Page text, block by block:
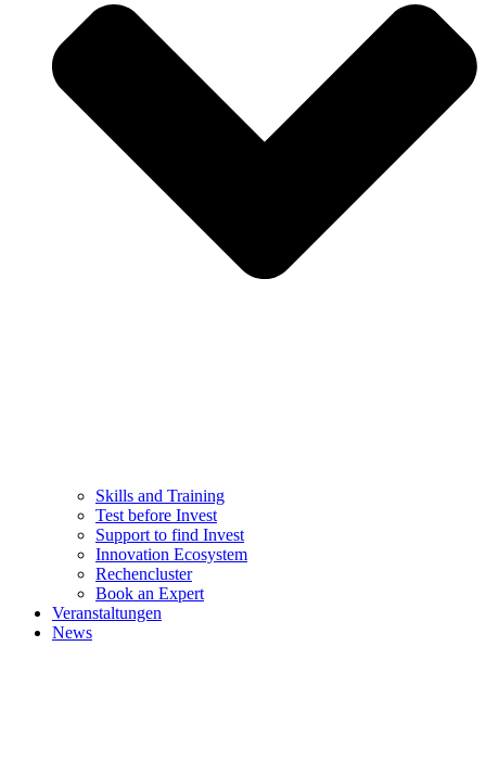
Skills and Training
Test before Invest
Support to find Invest
Innovation Ecosystem
Rechencluster​
Book an Expert
Veranstaltungen
News